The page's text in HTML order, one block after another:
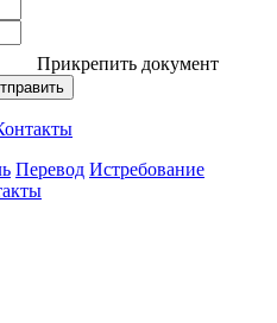
Прикрепить документ
Перевод Истребование